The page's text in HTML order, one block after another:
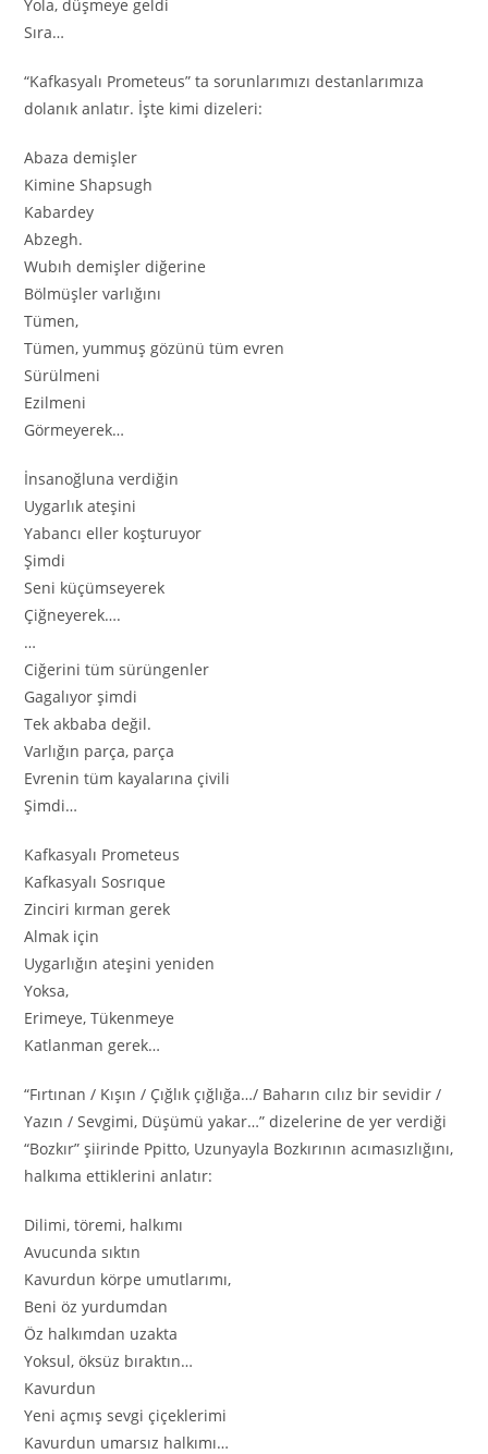
Yola, düşmeye geldi
Sıra…
“Kafkasyalı Prometeus” ta sorunlarımızı destanlarımıza
dolanık anlatır. İşte kimi dizeleri:
Abaza demişler
Kimine Shapsugh
Kabardey
Abzegh.
Wubıh demişler diğerine
Bölmüşler varlığını
Tümen,
Tümen, yummuş gözünü tüm evren
Sürülmeni
Ezilmeni
Görmeyerek…
İnsanoğluna verdiğin
Uygarlık ateşini
Yabancı eller koşturuyor
Şimdi
Seni küçümseyerek
Çiğneyerek….
…
Ciğerini tüm sürüngenler
Gagalıyor şimdi
Tek akbaba değil.
Varlığın parça, parça
Evrenin tüm kayalarına çivili
Şimdi…
Kafkasyalı Prometeus
Kafkasyalı Sosrıque
Zinciri kırman gerek
Almak için
Uygarlığın ateşini yeniden
Yoksa,
Erimeye, Tükenmeye
Katlanman gerek…
“Fırtınan / Kışın / Çığlık çığlığa…/ Baharın cılız bir sevidir /
Yazın / Sevgimi, Düşümü yakar…” dizelerine de yer verdiği
“Bozkır” şiirinde Ppitto, Uzunyayla Bozkırının acımasızlığını,
halkıma ettiklerini anlatır:
Dilimi, töremi, halkımı
Avucunda sıktın
Kavurdun körpe umutlarımı,
Beni öz yurdumdan
Öz halkımdan uzakta
Yoksul, öksüz bıraktın…
Kavurdun
Yeni açmış sevgi çiçeklerimi
Kavurdun umarsız halkımı…